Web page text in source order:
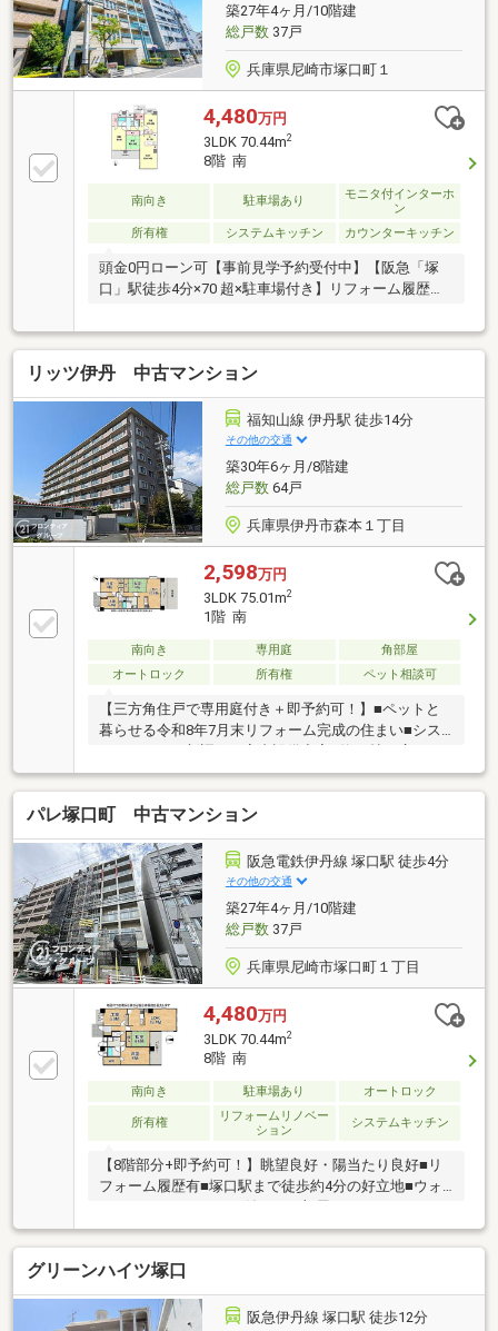
築27年4ヶ月/10階建
総戸数37戸
兵庫県尼崎市塚口町１
4,480万円
3LDK 70.44m2
8階 南
南向き 駐車場あり
モニタ付インターホ
ン
所有権
システムキッチン カウンターキッチン
頭金0円ローン可【事前見学予約受付中】【阪急「塚
口」駅徒歩4分×70 超×駐車場付き】リフォーム履歴あ
リッツ伊丹 中古マンション
福知山線 伊丹駅 徒歩14分
その他の交通
築30年6ヶ月/8階建
総戸数64戸
兵庫県伊丹市森本１丁目
2,598万円
3LDK 75.01m2
1階 南
南向き 専用庭
角部屋
オートロック
所有権 ペット相談可
【三方角住戸で専用庭付き＋即予約可！】■ペットと
暮らせる令和8年7月末リフォーム完成の住まい■シス
したLDKでゆとりある暮らしを実現
パレ塚口町 中古マンション
阪急電鉄伊丹線 塚口駅 徒歩4分
その他の交通
築27年4ヶ月/10階建
総戸数37戸
兵庫県尼崎市塚口町１丁目
4,480万円
3LDK 70.44m2
8階 南
南向き 駐車場あり オートロック
所有権
リフォームリノベー
ション
システムキッチン
【8階部分+即予約可！】眺望良好・陽当たり良好■リ
フォーム履歴有■塚口駅まで徒歩約4分の好立地■ウォ
グリーンハイツ塚口
阪急伊丹線 塚口駅 徒歩12分